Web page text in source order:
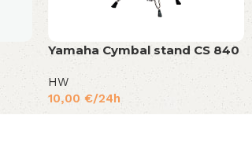
Yamaha Cymbal stand CS 840
HW
10,00€/24h